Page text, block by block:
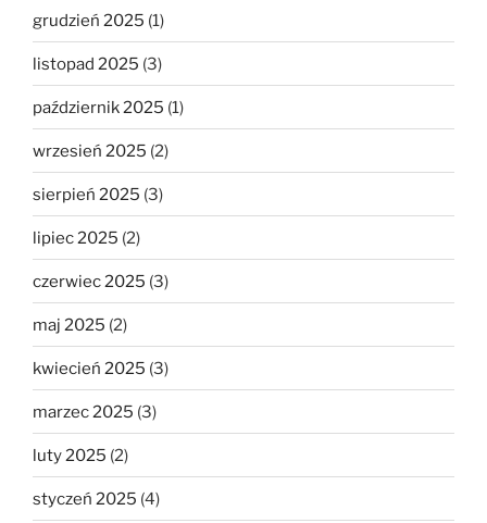
grudzień 2025 (1)
listopad 2025 (3)
październik 2025 (1)
wrzesień 2025 (2)
sierpień 2025 (3)
lipiec 2025 (2)
czerwiec 2025 (3)
maj 2025 (2)
kwiecień 2025 (3)
marzec 2025 (3)
luty 2025 (2)
styczeń 2025 (4)